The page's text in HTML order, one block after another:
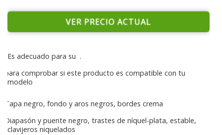
VER PRECIO ACTUAL
Es adecuado para su .
para comprobar si este producto es compatible con tu
modelo
Tapa negro, fondo y aros negros, bordes crema
Diapasón y puente negro, trastes de níquel-plata, estable,
clavijeros niquelados